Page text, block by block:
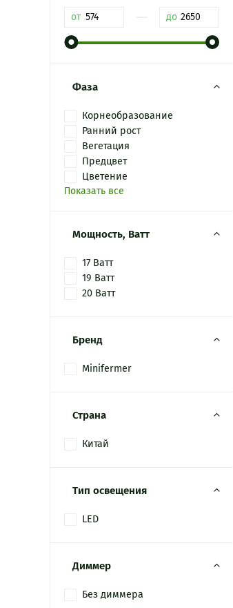
от до
Фаза
Корнеобразование
Ранний рост
Вегетация
Предцвет
Цветение
Показать все
Мощность, Ватт
17 Ватт
19 Ватт
20 Ватт
Бренд
Minifermer
Страна
Китай
Тип освещения
LED
Диммер
Без диммера